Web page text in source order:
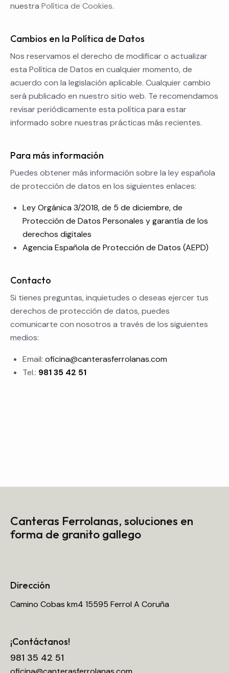
nuestra Política de Cookies.
Cambios en la Política de Datos
Nos reservamos el derecho de modificar o actualizar
esta Política de Datos en cualquier momento, de
acuerdo con la legislación aplicable. Cualquier cambio
será publicado en nuestro sitio web. Te recomendamos
revisar periódicamente esta política para estar
informado sobre nuestras prácticas más recientes.
Para más información
Puedes obtener más información sobre la ley española
de protección de datos en los siguientes enlaces:
Ley Orgánica 3/2018, de 5 de diciembre, de
Protección de Datos Personales y garantía de los
derechos digitales
Agencia Española de Protección de Datos (AEPD)
Contacto
Si tienes preguntas, inquietudes o deseas ejercer tus
derechos de protección de datos, puedes
comunicarte con nosotros a través de los siguientes
medios:
Email: oficina@canterasferrolanas.com
Tel.: 981 35 42 51
Canteras Ferrolanas, soluciones en
forma de granito gallego
Dirección
Camino Cobas km4 15595 Ferrol A Coruña
¡Contáctanos!
981 35 42 51